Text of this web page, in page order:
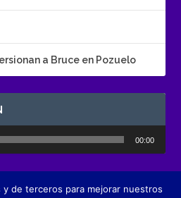
a Bruce en Pozuelo
00:00
y de terceros para mejorar nuestros